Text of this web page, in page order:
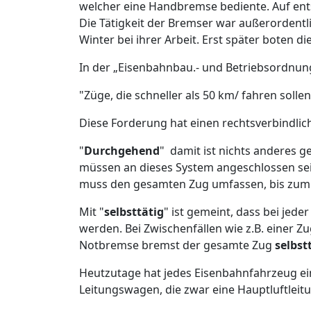
welcher eine Handbremse bediente. Auf
Die Tätigkeit der Bremser war
Winter bei ihrer Arbeit. Erst später boten
In der „Eisenbahnbau.- und
"Züge, die schneller als 50 km/ fahren
Diese Forderung hat einen
"Durchgehend" damit ist nichts anderes
müssen an dieses System angeschlossen
muss den gesamten Zug umfassen, bis
Mit "selbsttätig" ist gemeint, dass bei
werden. Bei Zwischenfällen wie z.B. einer
Notbremse bremst der gesamte Zug
Heutzutage hat jedes Eisenbahnfahrzeug
Leitungswagen, die zwar eine